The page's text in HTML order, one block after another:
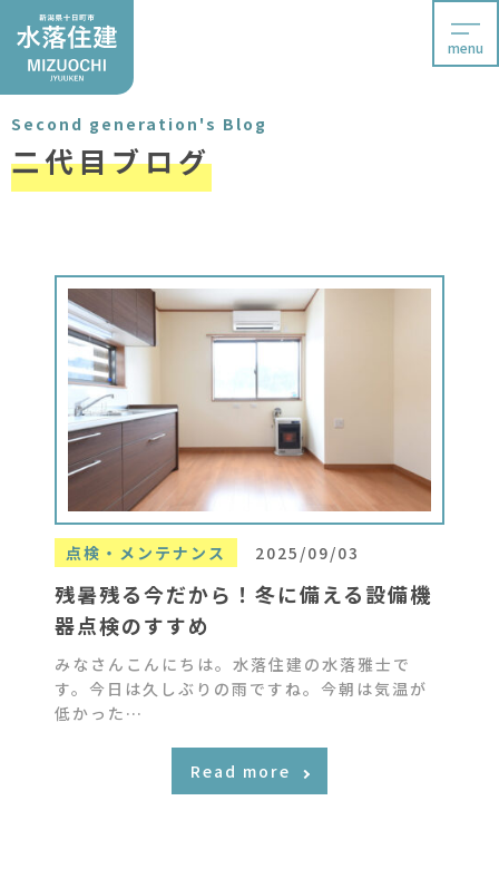
menu
Second generation's Blog
二代目ブログ
点検・メンテナンス 2025/09/03
残暑残る今だから！冬に備える設備機
器点検のすすめ
みなさんこんにちは。水落住建の水落雅士で
す。今日は久しぶりの雨ですね。今朝は気温が
低かった…
Read more